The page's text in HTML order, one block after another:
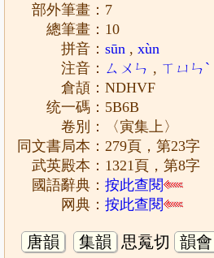
部外筆畫：7
總筆畫：10
拼音：sūn ,xùn
注音： ㄙㄨㄣ , ㄒㄩㄣˋ
倉頡：NDHVF
统一碼：5B6B
卷別：〈寅集上〉
同文書局本：279頁，第23
武英殿本：1321頁，第8
國語辭典：按此查閱
网典：按此查閱
唐韻 集韻 思䰟切 韻會